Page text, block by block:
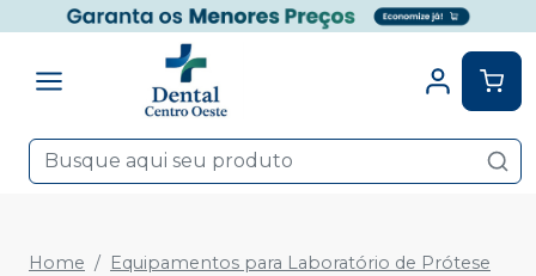
Home
Equipamentos para Laboratório de Prótese